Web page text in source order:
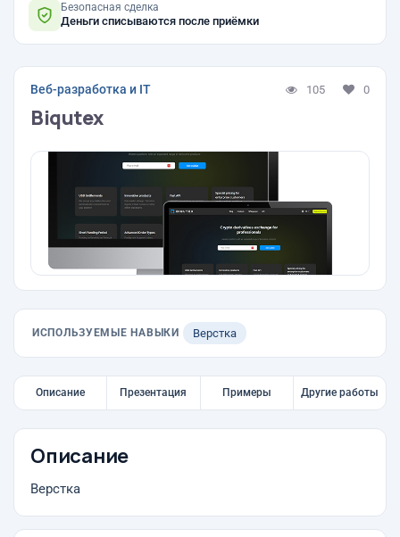
Безопасная сделка
Деньги списываются после приёмки
Веб-разработка и IT 105 0
Biqutex
ИСПОЛЬЗУЕМЫЕ НАВЫКИ Верстка
Описание Презентация Примеры Другие работы
Описание
Верстка